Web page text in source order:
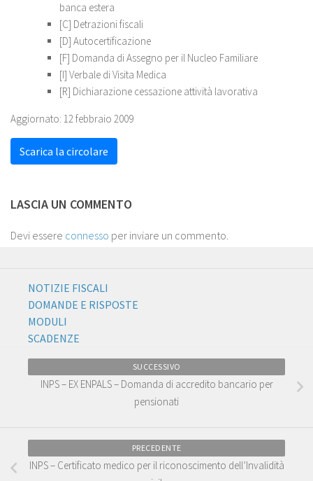
banca estera
[C] Detrazioni fiscali
[D] Autocertificazione
[F] Domanda di Assegno per il Nucleo Familiare
[I] Verbale di Visita Medica
[R] Dichiarazione cessazione attività lavorativa
Aggiornato: 12 febbraio 2009
Scarica la circolare
LASCIA UN COMMENTO
Devi essere connesso per inviare un commento.
NOTIZIE FISCALI
DOMANDE E RISPOSTE
MODULI
SCADENZE
SUCCESSIVO
INPS – EX ENPALS – Domanda di accredito bancario per
pensionati
PRECEDENTE
INPS – Certificato medico per il riconoscimento dell’Invalidità